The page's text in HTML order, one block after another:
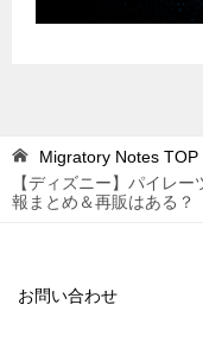
Migratory Notes TOP
【ディズニー】パイレ
報まとめ＆再販はある？
お問い合わせ